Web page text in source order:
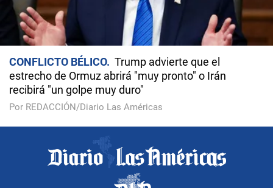
CONFLICTO BÉLICO
Trump advierte que el
estrecho de Ormuz abrirá "muy pronto" o Irán
recibirá "un golpe muy duro"
Por REDACCIÓN/Diario Las Américas